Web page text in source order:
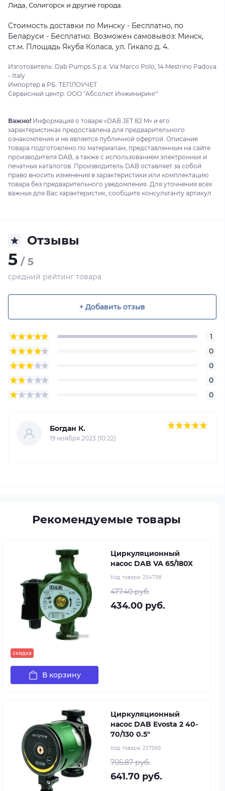
Лида, Солигорск и другие города.
Стоимость доставки по Минску - Бесплатно, по
Беларуси - Бесплатно. Возможен самовывоз: Минск,
ст.м. Площадь Якуба Коласа, ул. Гикало д. 4.
Изготовитель: Dab Pumps S.p.a. Via Marco Polo, 14 Mestrino Padova
- Italy
Импортер в РБ: ТЕПЛОУЧЕТ
Сервисный центр: ООО "Абсолют Инжиниринг"
Важно! Информация о товаре «DAB JET 82 M» и его
характеристиках предоставлена для предварительного
ознакомления и не является публичной офертой. Описание
товара подготовлено по материалам, представленным на сайте
производителя DAB, а также с использованием электронных и
печатных каталогов. Производитель DAB оставляет за собой
право вносить изменения в характеристики или комплектацию
товара без предварительного уведомления. Для уточнения всех
важных для Вас характеристик, сообщите консультанту артикул .
Отзывы
5 / 5
средний рейтинг товара
+ Добавить отзыв
1
0
0
0
0
Богдан К.
19 ноября 2023 (10:22)
Рекомендуемые товары
скидка
Циркуляционный
насос DAB VA 65/180X
Код товара: 254738
477.40 руб.
434.00 руб.
В корзину
Циркуляционный
насос DAB Evosta 2 40-
70/130 0.5"
Код товара: 257569
705.87 руб.
641.70 руб.